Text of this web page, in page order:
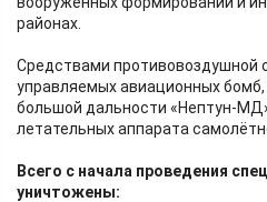
районах.
Средствами противовоздушной
управляемых авиационных
большой дальности «Нептун-
летательных аппарата
Всего с начала проведения
уничтожены: